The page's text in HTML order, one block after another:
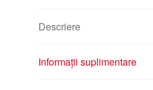
Descriere
Informații suplimentare